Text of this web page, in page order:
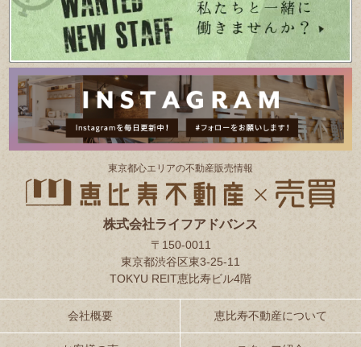
東京都⼼エリアの不動産販売情報
株式会社ライフアドバンス
〒150-0011
東京都渋谷区東3-25-11
TOKYU REIT恵比寿ビル4階
会社概要 恵比寿不動産について